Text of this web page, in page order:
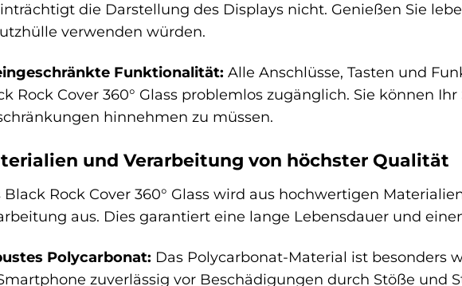
die Darstellung des Displays nicht. Genießen Sie
verwenden würden.
Funktionalität: Alle Anschlüsse, Tasten und
Rock Cover 360° Glass problemlos zugänglich. Sie können
hinnehmen zu müssen.
und Verarbeitung von höchster Qualität
Black Rock Cover 360° Glass wird aus hochwertigen
aus. Dies garantiert eine lange Lebensdauer und
Polycarbonat: Das Polycarbonat-Material ist besonders
zuverlässig vor Beschädigungen durch Stöße und